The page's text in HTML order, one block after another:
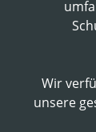
Wir
unsere